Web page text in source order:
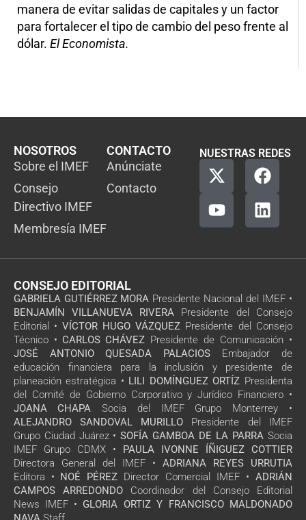
manera de evitar salidas de capitales y un factor
para fortalecer el tipo de cambio del peso frente al
dólar. El Economista.
NOSOTROS
Sobre el IMEF
Consejo
Directivo IMEF
Membresía IMEF
CONTACTO
Anúnciate
Contacto
NUESTRAS REDES
CONSEJO EDITORIAL
GABRIELA GUTIÉRREZ MORA Presidente Nacional del IMEF •
BENJAMÍN VILLANUEVA RIVERA Presidente del Consejo
Editorial • VÍCTOR HUGO VÁZQUEZ Presidente del Consejo
Técnico • CARLOS CHÁVEZ Presidente de Comunicación •
JOSÉ ANTONIO QUESADA PALACIOS Embajador de
educación financiera para la inclusión y presidente de
planeación estratégica • LILI DOMÍNGUEZ ORTÍZ Presidenta
del Comité de Gobierno Corporativo y Jurídico Financiero •
JOANA CHAPA Socia del IMEF Grupo Monterrey •
ALEJANDRO SANDOVAL MURILLO Presidente del IMEF
Grupo Ciudad Juárez • SOFÍA GAMBOA DE LA PARRA Socia
IMEF Grupo CDMX • PAULA IVONNE ÍÑIGUEZ COTTIER
Directora General del IMEF • ADRIANA REYES URRUTIA
Editora • NOÉ PÉREZ Director Comercial IMEF • ADRIÁN
CAMPOS ARREDONDO Coordinador del Consejo Editorial
News IMEF • GLORIA ORTIZ Y FRANCISCO MALDONADO